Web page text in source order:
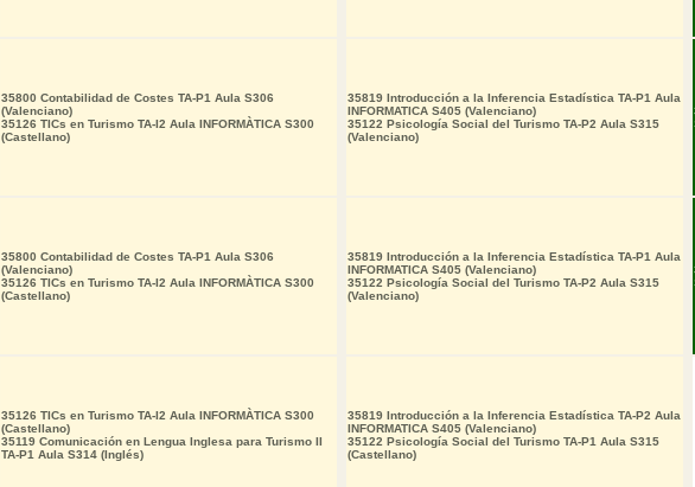
35800 Contabilidad de Costes TA-P1 Aula S306
(Valenciano)
35126 TICs en Turismo TA-I2 Aula INFORMÀTICA S300
(Castellano)
35800 Contabilidad de Costes TA-P1 Aula S306
(Valenciano)
35126 TICs en Turismo TA-I2 Aula INFORMÀTICA S300
(Castellano)
35126 TICs en Turismo TA-I2 Aula INFORMÀTICA S300
(Castellano)
35119 Comunicación en Lengua Inglesa para Turismo II
TA-P1 Aula S314 (Inglés)
35819 Introducción a la Inferencia Estadística TA-P1 Aula
INFORMATICA S405 (Valenciano)
35122 Psicología Social del Turismo TA-P2 Aula S315
(Valenciano)
35819 Introducción a la Inferencia Estadística TA-P1 Aula
INFORMATICA S405 (Valenciano)
35122 Psicología Social del Turismo TA-P2 Aula S315
(Valenciano)
35819 Introducción a la Inferencia Estadística TA-P2 Aula
INFORMATICA S405 (Valenciano)
35122 Psicología Social del Turismo TA-P1 Aula S315
(Castellano)